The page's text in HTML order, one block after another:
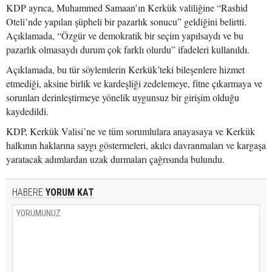
KDP ayrıca, Muhammed Samaan’ın Kerkük valiliğine “Rashid
Oteli’nde yapılan şüpheli bir pazarlık sonucu” geldiğini belirtti.
Açıklamada, “Özgür ve demokratik bir seçim yapılsaydı ve bu
pazarlık olmasaydı durum çok farklı olurdu” ifadeleri kullanıldı.
Açıklamada, bu tür söylemlerin Kerkük’teki bileşenlere hizmet
etmediği, aksine birlik ve kardeşliği zedelemeye, fitne çıkarmaya ve
sorunları derinleştirmeye yönelik uygunsuz bir girişim olduğu
kaydedildi.
KDP, Kerkük Valisi’ne ve tüm sorumlulara anayasaya ve Kerkük
halkının haklarına saygı göstermeleri, akılcı davranmaları ve kargaşa
yaratacak adımlardan uzak durmaları çağrısında bulundu.
HABERE YORUM KAT